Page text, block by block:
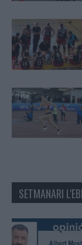
SETMANARI